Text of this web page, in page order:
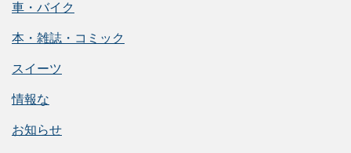
車・バイク
本・雑誌・コミック
スイーツ
情報な
お知らせ